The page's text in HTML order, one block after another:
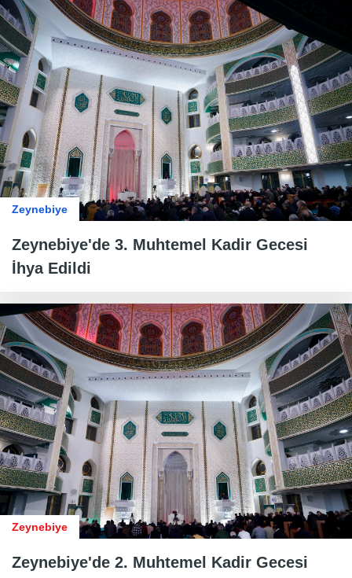
Zeynebiye
Zeynebiye'de 3. Muhtemel Kadir Gecesi
İhya Edildi
Zeynebiye
Zeynebiye'de 2. Muhtemel Kadir Gecesi